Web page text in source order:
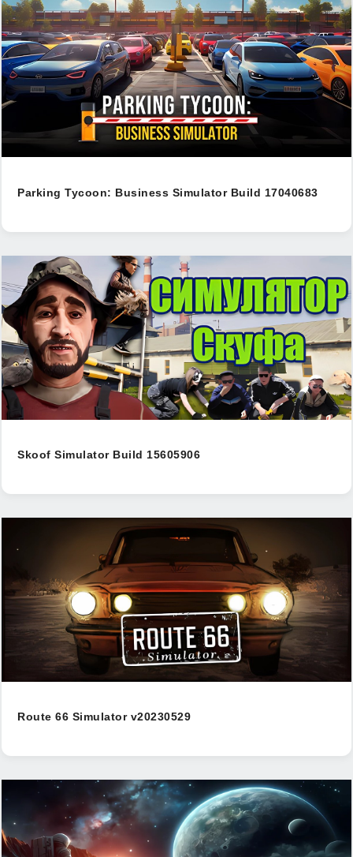
Parking Tycoon: Business Simulator Build 17040683
Skoof Simulator Build 15605906
Route 66 Simulator v20230529